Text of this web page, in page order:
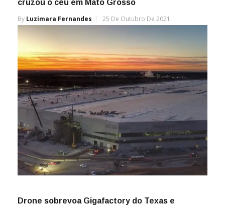
cruzou o céu em Mato Grosso
By Luzimara Fernandes 25 De Outubro De 2021
Drone sobrevoa Gigafactory do Texas e